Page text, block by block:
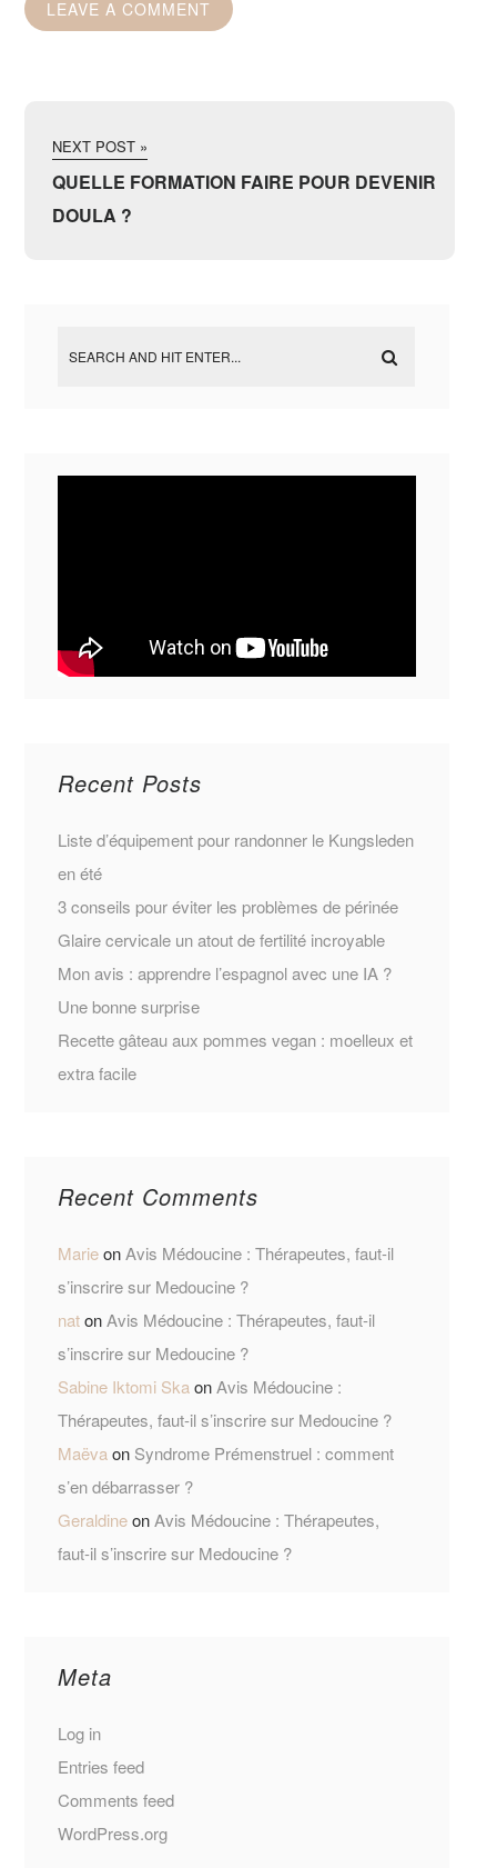
NEXT POST »
QUELLE FORMATION FAIRE POUR DEVENIR
DOULA ?
Recent Posts
Liste d’équipement pour randonner le Kungsleden
en été
3 conseils pour éviter les problèmes de périnée
Glaire cervicale un atout de fertilité incroyable
Mon avis : apprendre l’espagnol avec une IA ?
Une bonne surprise
Recette gâteau aux pommes vegan : moelleux et
extra facile
Recent Comments
MarieonAvis Médoucine : Thérapeutes, faut-il
s’inscrire sur Medoucine ?
natonAvis Médoucine : Thérapeutes, faut-il
s’inscrire sur Medoucine ?
Sabine Iktomi SkaonAvis Médoucine :
Thérapeutes, faut-il s’inscrire sur Medoucine ?
Maëvaon Syndrome Prémenstruel : comment
s’en débarrasser ?
GeraldineonAvis Médoucine : Thérapeutes,
faut-il s’inscrire sur Medoucine ?
Meta
Log in
Entries feed
Comments feed
WordPress.org